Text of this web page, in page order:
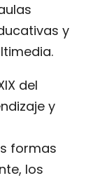
y
del
y
formas
los